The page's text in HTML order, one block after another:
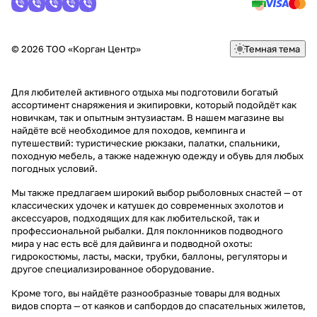
© 2026 ТОО «Корган Центр» Темная тема
Для любителей активного отдыха мы подготовили богатый
ассортимент снаряжения и экипировки, который подойдёт как
новичкам, так и опытным энтузиастам. В нашем магазине вы
найдёте всё необходимое для походов, кемпинга и
путешествий: туристические рюкзаки, палатки, спальники,
походную мебель, а также надежную одежду и обувь для любых
погодных условий.
Мы также предлагаем широкий выбор рыболовных снастей — от
классических удочек и катушек до современных эхолотов и
аксессуаров, подходящих для как любительской, так и
профессиональной рыбалки. Для поклонников подводного
мира у нас есть всё для дайвинга и подводной охоты:
гидрокостюмы, ласты, маски, трубки, баллоны, регуляторы и
другое специализированное оборудование.
Кроме того, вы найдёте разнообразные товары для водных
видов спорта — от каяков и сапбордов до спасательных жилетов,